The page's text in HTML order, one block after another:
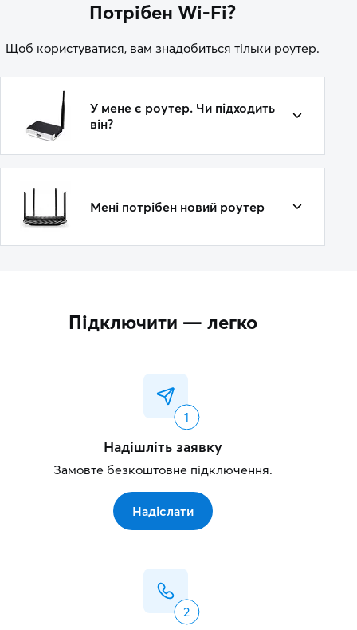
Потрібен Wi-Fi?
Щоб користуватися, вам знадобиться тільки роутер.
У мене є роутер. Чи підходить
він?
Мені потрібен новий роутер
Підключити — легко
Надішліть заявку
Замовте безкоштовне підключення.
Надіслати